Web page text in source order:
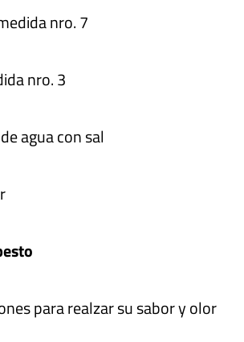
nro. 7
nro. 3
agua con sal
para realzar su sabor y olor